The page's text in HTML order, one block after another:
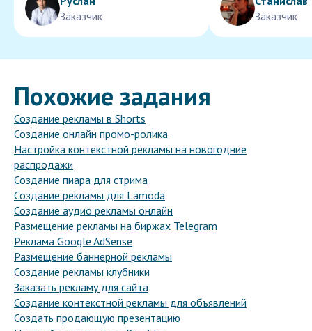
Заказчик
Заказчик
Похожие задания
Создание рекламы в Shorts
Создание онлайн промо-ролика
Настройка контекстной рекламы на новогодние
распродажи
Создание пиара для стрима
Создание рекламы для Lamoda
Создание аудио рекламы онлайн
Размещение рекламы на биржах Telegram
Реклама Google AdSense
Размещение баннерной рекламы
Создание рекламы клубники
Заказать рекламу для сайта
Создание контекстной рекламы для объявлений
Создать продающую презентацию